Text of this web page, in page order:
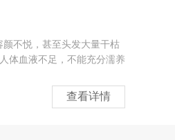
不悦，甚至头发大量干枯
体血液不足，不能充分濡养
查看详情